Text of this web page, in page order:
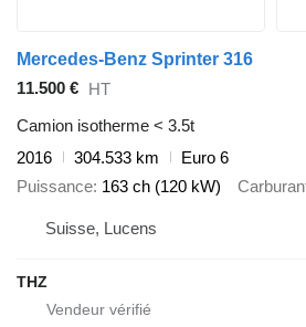
Mercedes-Benz Sprinter 316
11.500 € HT
Camion isotherme < 3.5t
2016
304.533 km
Euro 6
Puissance 163 ch (120 kW)
Suisse, Lucens
THZ